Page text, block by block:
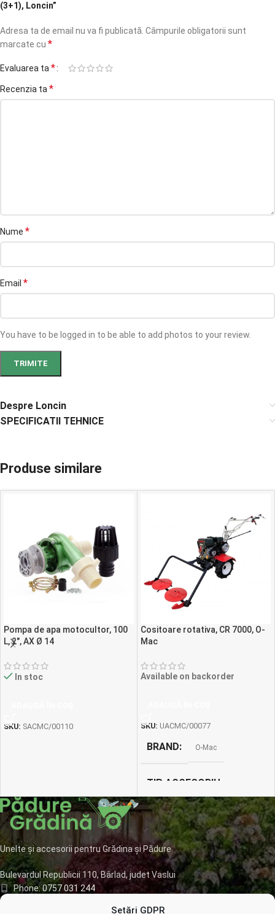
Setări GDPR
(3+1), Loncin”
Adresa ta de email nu va fi publicată. Câmpurile obligatorii sunt
marcate cu *
Evaluarea ta *
Recenzia ta *
Nume *
Email *
You have to be logged in to be able to add photos to your review.
Despre Loncin
SPECIFICATII TEHNICE
Produse similare
Pompa de apa motocultor, 100
L, 2″, AX Ø 14
In stoc
SKU: SACMC/00110
Cositoare rotativa, CR 7000, O-
Mac
Available on backorder
SKU: UACMC/00077
BRAND O-Mac
TIP ACCESORIU
Cositoare rotativă
LATIMEA DE TAIERE
80cm
Unelte și accesorii pentru Grădina și Pădure
Bulevardul Republicii 110, Bârlad, judet Vaslui
Phone:0757 031 244